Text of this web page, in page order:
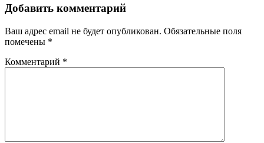
Добавить комментарий
Ваш адрес email не будет опубликован. Обязательные поля
помечены *
Комментарий *